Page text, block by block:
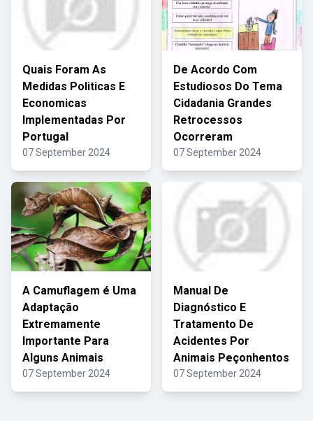
Quais Foram As
Medidas Politicas E
Economicas
Implementadas Por
Portugal
07 September 2024
De Acordo Com
Estudiosos Do Tema
Cidadania Grandes
Retrocessos
Ocorreram
07 September 2024
A Camuflagem é Uma
Adaptação
Extremamente
Importante Para
Alguns Animais
07 September 2024
Manual De
Diagnóstico E
Tratamento De
Acidentes Por
Animais Peçonhentos
07 September 2024